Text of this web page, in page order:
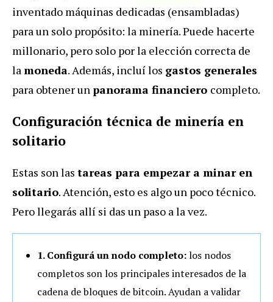
inventado máquinas dedicadas (ensambladas)
para un solo propósito: la minería. Puede hacerte
millonario, pero solo por la elección correcta de
lamoneda. Además, incluí los gastos generales
para obtener unpanorama financiero completo.
Configuración técnica de minería en
solitario
Estas son las tareas para empezar a minar en
solitario. Atención, esto es algo un poco técnico.
Pero llegarás allí si das un paso a la vez.
1. Configurá un nodo completo:los nodos
completos son los principales interesados de la
cadena de bloques de bitcoin. Ayudan a validar